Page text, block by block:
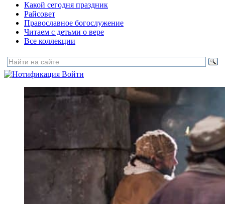
Какой сегодня праздник
Райсовет
Православное богослужение
Читаем с детьми о вере
Все коллекции
Войти